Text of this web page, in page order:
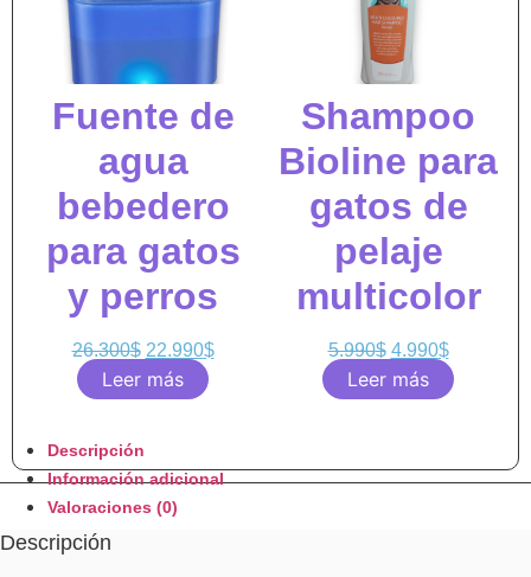
Fuente de
agua
bebedero
para gatos
y perros
26.300$ 22.990$
Leer más
Shampoo
Bioline para
gatos de
pelaje
multicolor
5.990$ 4.990$
Leer más
Descripción
Información adicional
Valoraciones (0)
Descripción